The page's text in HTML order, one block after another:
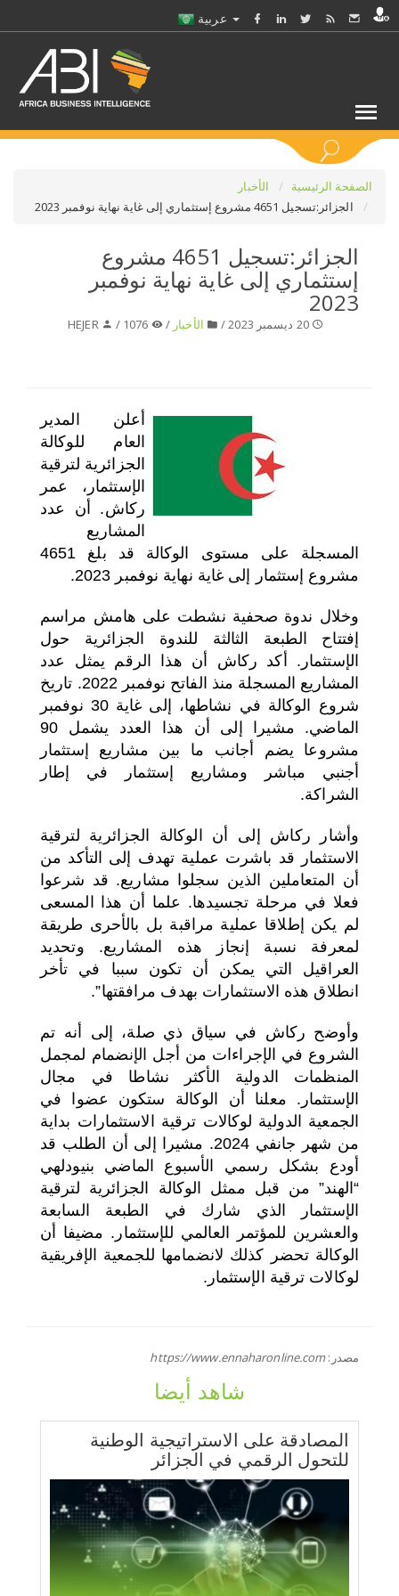
حدد الفرع
اختر بلدا/بلدان
الصفحة الرئيسية
الأخبار
الجزائر:تسجيل 4651 مشروع إستثماري إلى غاية نهاية نوفمبر 2023
الجزائر:تسجيل 4651 مشروع
إستثماري إلى غاية نهاية نوفمبر
2023
20 ديسمبر 2023 / الأخبار /
HEJER
أعلن المدير
العام للوكالة
الجزائرية لترقية
الإستثمار، عمر
ركاش. أن عدد
المشاريع
المسجلة على مستوى الوكالة قد بلغ 4651
مشروع إستثمار إلى غاية نهاية نوفمبر 2023.
وخلال ندوة صحفية نشطت على هامش مراسم
إفتتاح الطبعة الثالثة للندوة الجزائرية حول
الإستثمار. أكد ركاش أن هذا الرقم يمثل عدد
المشاريع المسجلة منذ الفاتح نوفمبر 2022. تاريخ
شروع الوكالة في نشاطها، إلى غاية 30 نوفمبر
الماضي. مشيرا إلى أن هذا العدد يشمل 90
مشروعا يضم أجانب ما بين مشاريع إستثمار
أجنبي مباشر ومشاريع إستثمار في إطار
الشراكة.
وأشار ركاش إلى أن الوكالة الجزائرية لترقية
الاستثمار قد باشرت عملية تهدف إلى التأكد من
أن المتعاملين الذين سجلوا مشاريع. قد شرعوا
فعلا في مرحلة تجسيدها. علما أن هذا المسعى
لم يكن إطلاقا عملية مراقبة بل بالأحرى طريقة
لمعرفة نسبة إنجاز هذه المشاريع. وتحديد
العراقيل التي يمكن أن تكون سببا في تأخر
انطلاق هذه الاستثمارات بهدف مرافقتها”.
وأوضح ركاش في سياق ذي صلة، إلى أنه تم
الشروع في الإجراءات من أجل الإنضمام لمجمل
المنظمات الدولية الأكثر نشاطا في مجال
الإستثمار. معلنا أن الوكالة ستكون عضوا في
الجمعية الدولية لوكالات ترقية الاستثمارات بداية
من شهر جانفي 2024. مشيرا إلى أن الطلب قد
أودع بشكل رسمي الأسبوع الماضي بنيودلهي
“الهند” من قبل ممثل الوكالة الجزائرية لترقية
الإستثمار الذي شارك في الطبعة السابعة
والعشرين للمؤتمر العالمي للإستثمار. مضيفا أن
الوكالة تحضر كذلك لانضمامها للجمعية الإفريقية
لوكالات ترقية الإستثمار.
مصدر:https://www.ennaharonline.com
شاهد أيضا
المصادقة على الاستراتيجية الوطنية
للتحول الرقمي في الجزائر